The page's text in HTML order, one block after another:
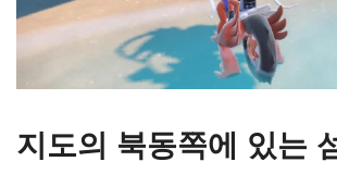
지도의 북동쪽에 있는